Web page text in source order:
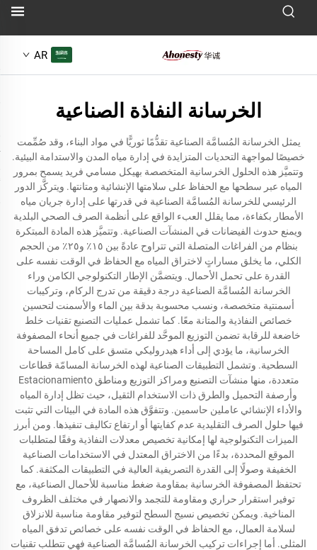
AR
الخرسانة النفاذة الصناعية
يمثل الخرسانة المُسامَّة الصناعية تقدُّمًا ثوريًّا في مواد البناء، وقد صُمِّمت
خصيصًا لمواجهة التحديات المتزايدة في إدارة مياه المدن والاستدامة البيئية.
وتتميَّز هذه الحلول الخرسانية المتخصصة بهيكل مسامي فريد يسمح بمرور
المياه عبر سطحها مع الحفاظ على سلامتها الإنشائية ومتانتها. ويتركَّز الدور
الرئيسي للخرسانة المُسامَّة الصناعية في قدرتها على إدارة جريان مياه
الأمطار بكفاءة، مما يقلل العبء الواقع على أنظمة الصرف الصحي البلدية
ويمنع حدوث الفيضانات في المنشآت الصناعية. وتتميَّز هذه المادة المبتكرة
بنظام من الفراغات المتصلة التي تتراوح عادةً بين ١٥٪ و٢٥٪ من الحجم
الكلي، ما يخلق مساراتٍ لاختراق المياه مع الحفاظ في الوقت نفسه على
القدرة على تحمل الأحمال. ويتضمَّن الإطار التكنولوجي الكامن وراء
الخرسانة المُسامَّة الصناعية درجة دقيقة من تدرج الركام، وتركيبات
أسمنتية متخصصة، ونسب محسوبة بدقة بين الماء والأسمنت لتحسين
خصائص النفاذية والمتانة معًا. كما تشمل عمليات التصنيع تقنيات خلط
خاضعة للرقابة تضمن التوزيع الموحَّد للفراغات في جميع أنحاء المصفوفة
الخرسانية، ما يؤدي إلى أداء هيدروليكي متسق على كامل المساحة
السطحية. وتشمل التطبيقات الصناعية لهذه الخرسانة المسامّة قطاعات
متعددة، منها منشآت التصنيع ومراكز التوزيع ومناطق Estacionamiento
وأرصفة التحميل والطرق ذات الاستخدام الثقيل، حيث تظل إدارة المياه
والأداء الإنشائي عاملين حاسمين. وتتفوَّق هذه المادة في البيئات التي تثبت
فيها حلول الصرف التقليدية عدم كفايتها أو ارتفاع تكاليف تنفيذها. ومن أبرز
الميزات التكنولوجية لها إمكانية تخصيص معدلات النفاذية وفقًا لمتطلبات
الموقع المحددة، بدءًا من الاختراق المعتدل في الاستخدامات الصناعية
الخفيفة وصولًا إلى القدرة التصريفية العالية في التطبيقات المكثفة. كما
تحتفظ المصفوفة الخرسانية بمقاومة ضغط مناسبة للأحمال الصناعية، مع
توفير استقرار حراري ومقاومة للتجمد والانصهار في مختلف الظروف
المناخية. ويمكن تخصيص نسيج السطح لتوفير مقاومة مناسبة للانزلاق
لسلامة العمال، مع الحفاظ في الوقت نفسه على خصائص تدفق المياه
المثلى. أما إجراءات تركيب الخرسانة المُسامَّة الصناعية فهي تتطلب تقنيات